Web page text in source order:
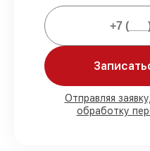
Мы гарантируем:
работ с
присутствовать
90%
на складе или
Отправляя
обработку